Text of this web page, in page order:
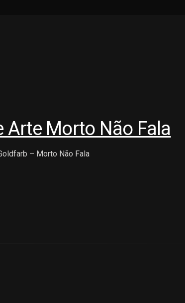
Arte Morto Não Fala
– Morto Não Fala